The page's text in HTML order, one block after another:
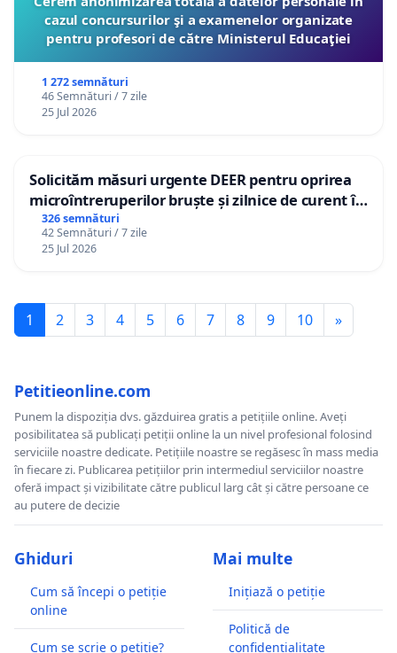
cazul concursurilor şi a examenelor organizate
pentru profesori de către Ministerul Educaţiei
1 272 semnături
46 Semnături / 7 zile
25 Jul 2026
Solicităm măsuri urgente DEER pentru oprirea
microîntreruperilor bruște și zilnice de curent în
Sâncraiu de Mureș și Nazna
326 semnături
42 Semnături / 7 zile
25 Jul 2026
1 2 3 4 5 6 7 8 9 10 »
Petitieonline.com
Punem la dispoziția dvs. găzduirea gratis a petițiile online. Aveți
posibilitatea să publicați petiții online la un nivel profesional folosind
serviciile noastre dedicate. Petițiile noastre se regăsesc în mass media
în fiecare zi. Publicarea petițiilor prin intermediul serviciilor noastre
oferă impact și vizibilitate către publicul larg cât și către persoane ce
au putere de decizie
Ghiduri
Cum să începi o petiție
online
Cum se scrie o petiție?
Mai multe
Inițiază o petiție
Politică de
confidențialitate